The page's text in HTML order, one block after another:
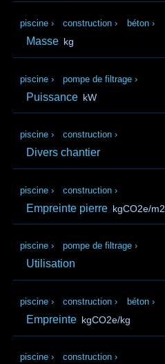
piscine › construction › béton ›
Masse kg
piscine › pompe de filtrage ›
Puissance kW
piscine › construction ›
Divers chantier
piscine › construction ›
Empreinte pierre kgCO2e/m2
piscine › pompe de filtrage ›
Utilisation
piscine › construction › béton ›
Empreinte kgCO2e/kg
piscine › construction ›